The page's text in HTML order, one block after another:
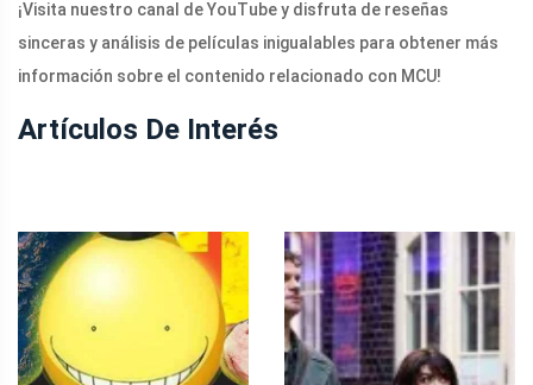
¡Visita nuestro canal de YouTube y disfruta de reseñas
sinceras y análisis de películas inigualables para obtener más
información sobre el contenido relacionado con MCU!
Artículos De Interés